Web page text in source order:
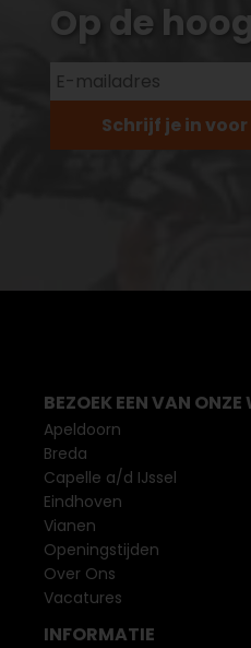
Op de
Schrijf je in
BEZOEK EEN VAN ONZE
Apeldoorn
Breda
Capelle a/d IJssel
Eindhoven
Vianen
Openingstijden
Over Ons
Vacatures
INFORMATIE